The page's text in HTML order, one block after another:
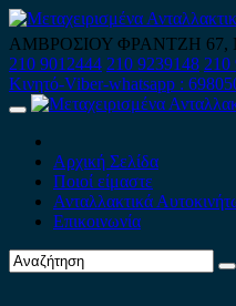
Skip
to
content
ΑΜΒΡΟΣΙΟΥ ΦΡΑΝΤΖΗ
210 9012444 210 9239148 210
Κινητό-Viber-whatsapp :
Primary
Αρχική Σελίδα
Ποιοί είμαστε
Ανταλλακτικά
Επικοινωνία